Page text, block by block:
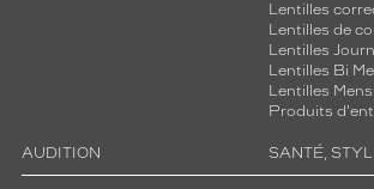
Lentilles
Lentilles de
Lentilles
Lentilles Bi
Lentilles
Produits
AUDITION SANTÉ,